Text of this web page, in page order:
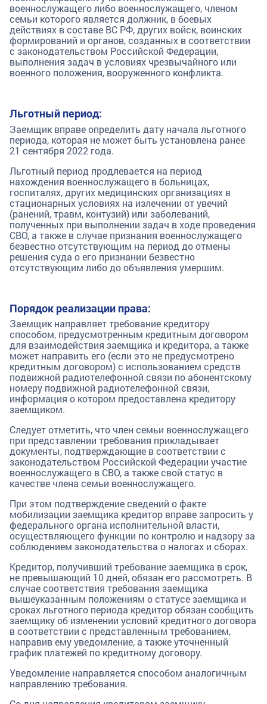
военнослужащего либо военнослужащего, членом
семьи которого является должник, в боевых
действиях в составе ВС РФ, других войск, воинских
формирований и органов, созданных в соответствии
с законодательством Российской Федерации,
выполнения задач в условиях чрезвычайного или
военного положения, вооруженного конфликта.
Льготный период:
Заемщик вправе определить дату начала льготного
периода, которая не может быть установлена ранее
21 сентября 2022 года.
Льготный период продлевается на период
нахождения военнослужащего в больницах,
госпиталях, других медицинских организациях в
стационарных условиях на излечении от увечий
(ранений, травм, контузий) или заболеваний,
полученных при выполнении задач в ходе проведения
СВО, а также в случае признания военнослужащего
безвестно отсутствующим на период до отмены
решения суда о его признании безвестно
отсутствующим либо до объявления умершим.
Порядок реализации права:
Заемщик направляет требование кредитору
способом, предусмотренным кредитным договором
для взаимодействия заемщика и кредитора, а также
может направить его (если это не предусмотрено
кредитным договором) с использованием средств
подвижной радиотелефонной связи по абонентскому
номеру подвижной радиотелефонной связи,
информация о котором предоставлена кредитору
заемщиком.
Следует отметить, что член семьи военнослужащего
при представлении требования прикладывает
документы, подтверждающие в соответствии с
законодательством Российской Федерации участие
военнослужащего в СВО, а также свой статус в
качестве члена семьи военнослужащего.
При этом подтверждение сведений о факте
мобилизации заемщика кредитор вправе запросить у
федерального органа исполнительной власти,
осуществляющего функции по контролю и надзору за
соблюдением законодательства о налогах и сборах.
Кредитор, получивший требование заемщика в срок,
не превышающий 10 дней, обязан его рассмотреть. В
случае соответствия требования заемщика
вышеуказанным положениям о статусе заемщика и
сроках льготного периода кредитор обязан сообщить
заемщику об изменении условий кредитного договора
в соответствии с представленным требованием,
направив ему уведомление, а также уточненный
график платежей по кредитному договору.
Уведомление направляется способом аналогичным
направлению требования.